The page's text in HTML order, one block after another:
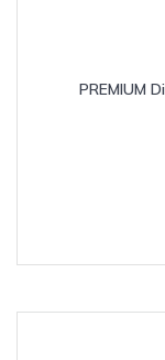
PREMIUM